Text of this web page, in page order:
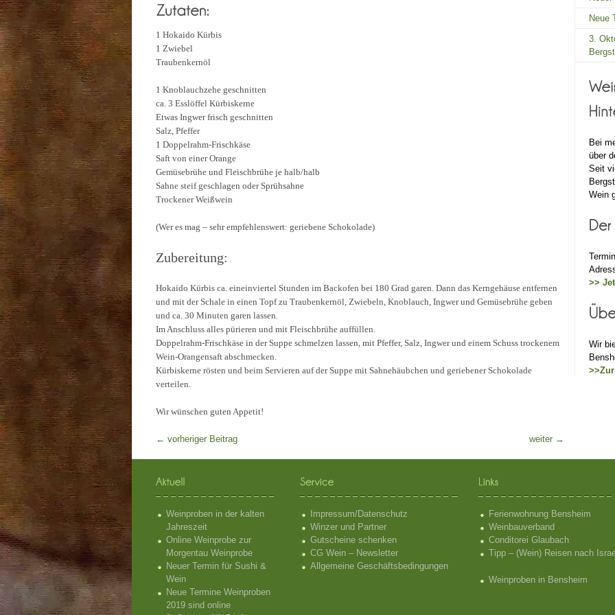
1 Hokaido Kürbis
1 Zwiebel
Traubenkernöl
1 Knoblauchzehe geschnitten
ca. 3 Esslöffel Kürbiskerne
Etwas Ingwer frisch geschnitten
Salz, Pfeffer
1 Doppelrahm-Frischkäse
Saft von einer Orange
Gemüsebrühe und Fleischbrühe je halb/halb
Sahne steif geschlagen oder Sprühsahne
Trockener Weißwein
(Wer es mag – sehr empfehlenswert: geriebene Schokolade)
Zubereitung:
Hokaido Kürbis ca. eineinviertel Stunden im Backofen bei 180 Grad garen. Dann das Kerngehäuse entfernen
und mit der Schale in einen Topf zu Traubenkernöl, Zwiebeln, Knoblauch, Ingwer und Gemüsebrühe geben
und ca. 30 Minuten garen lassen.
Im Anschluss alles pürieren und mit Fleischbrühe auffüllen.
Doppelrahm-Frischkäse in der Suppe schmelzen lassen, mit Pfeffer, Salz, Ingwer und einem Schuss trockenem
Wein-Orangensaft abschmecken.
Kürbiskerne rösten und beim Servieren auf der Suppe mit Sahnehäubchen und geriebener Schokolade
verteilen.
Wir wünschen guten Appetit!
← vorheriger Beitrag weiter →
Neue
3.
Bei
über
Seit
Wein
>>
Wir
Weinproben in der kalten
Jahreszeit
Online Weinprobe zur
Morgentau Weinprobe
Neuer Termin für Sushi &
Wein
Neue Termine Weinproben
2019 sind online
Impressum/Datenschutz
Winzer und Partner
Gutscheine schenken
CG Wein – Newsletter
Allgemeine Geschäftsbedingungen
Ferienwohnung Bensheim
Weinbauverband
Conditorei Glaubach
Tipp – (Wein) Reisen nach
Weinproben in Bensheim